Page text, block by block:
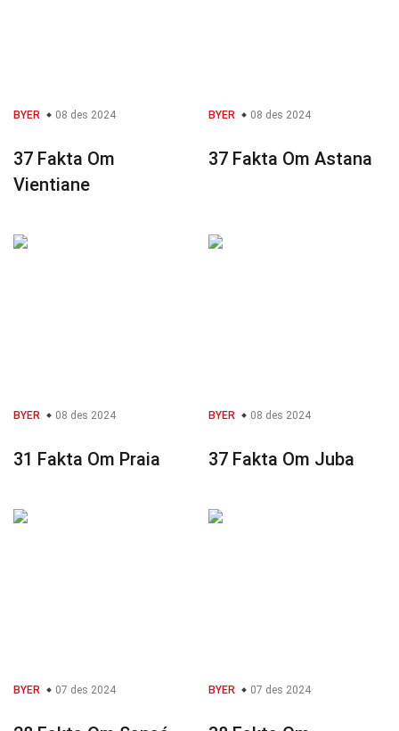
BYER 08 des 2024
37 Fakta Om
Vientiane
BYER 08 des 2024
37 Fakta Om Astana
BYER 08 des 2024
31 Fakta Om Praia
BYER 08 des 2024
37 Fakta Om Juba
BYER 07 des 2024 BYER 07 des 2024